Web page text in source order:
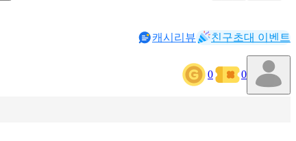
캐시리뷰 친구초대 이벤트
0 0